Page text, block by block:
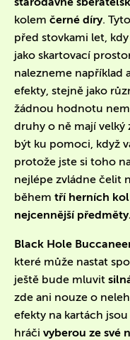
kolem černé díry.
před stovkami let,
jako skartovací
nalezneme například
efekty, stejně jako
žádnou hodnotu
druhy o ně mají velký
být ku pomoci, když
protože jste si toho
nejlépe zvládne čelit
během tří herních kol
nejcennější předměty.
Black Hole
které může nastat
ještě bude mluvit
zde ani nouze o
efekty na kartách
hráči vyberou ze své